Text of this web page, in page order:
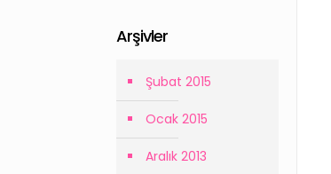
Arşivler
Şubat 2015
Ocak 2015
Aralık 2013